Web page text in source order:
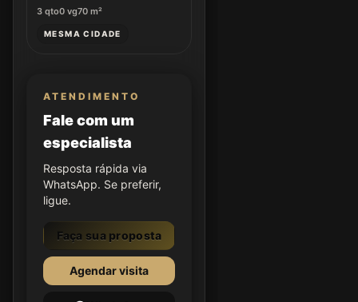
3 qto0 vg70 m²
MESMA CIDADE
ATENDIMENTO
Fale com um
especialista
Resposta rápida via
WhatsApp. Se preferir,
ligue.
Faça sua proposta
Agendar visita